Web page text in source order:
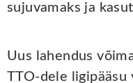
sujuvamaks ja
Uus lahendus
TTO-dele ligipääsu